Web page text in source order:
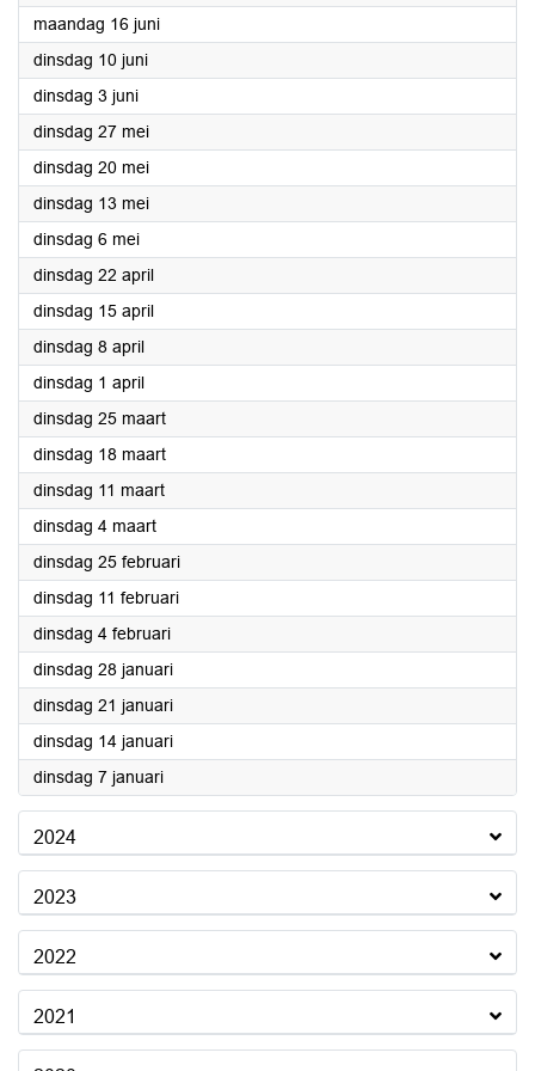
maandag 16 juni2025
dinsdag 10 juni2025
dinsdag 3 juni2025
dinsdag 27 mei2025
dinsdag 20 mei2025
dinsdag 13 mei2025
dinsdag 6 mei2025
dinsdag 22 april2025
dinsdag 15 april2025
dinsdag 8 april2025
dinsdag 1 april2025
dinsdag 25 maart2025
dinsdag 18 maart2025
dinsdag 11 maart2025
dinsdag 4 maart2025
dinsdag 25 februari2025
dinsdag 11 februari2025
dinsdag 4 februari2025
dinsdag 28 januari2025
dinsdag 21 januari2025
dinsdag 14 januari2025
dinsdag 7 januari2025
2024
2023
2022
2021